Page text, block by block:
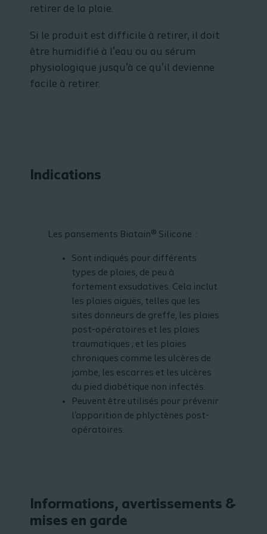
retirer de la plaie.
Si le produit est difficile à retirer, il doit
être humidifié à l'eau ou au sérum
physiologique jusqu'à ce qu'il devienne
facile à retirer.
Indications
Les pansements Biatain® Silicone :
Sont indiqués pour différents
types de plaies, de peu à
fortement exsudatives. Cela inclut
les plaies aiguës, telles que les
sites donneurs de greffe, les plaies
post-opératoires et les plaies
traumatiques ; et les plaies
chroniques comme les ulcères de
jambe, les escarres et les ulcères
du pied diabétique non infectés.
Peuvent être utilisés pour prévenir
l'apparition de phlyctènes post-
opératoires.
Informations, avertissements &
mises en garde